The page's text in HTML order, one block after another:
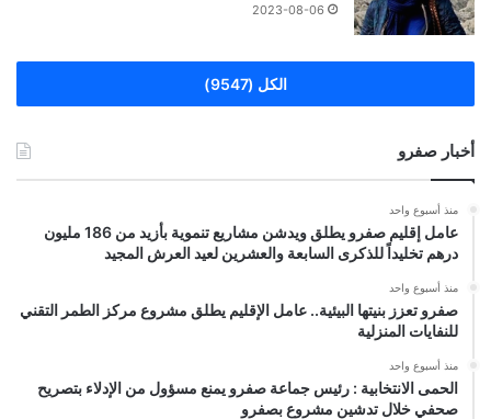
2023-08-06
الكل (9547)
أخبار صفرو
منذ أسبوع واحد
عامل إقليم صفرو يطلق ويدشن مشاريع تنموية بأزيد من 186 مليون
درهم تخليداً للذكرى السابعة والعشرين لعيد العرش المجيد
منذ أسبوع واحد
صفرو تعزز بنيتها البيئية.. عامل الإقليم يطلق مشروع مركز الطمر التقني
للنفايات المنزلية
منذ أسبوع واحد
الحمى الانتخابية : رئيس جماعة صفرو يمنع مسؤول من الإدلاء بتصريح
صحفي خلال تدشين مشروع بصفرو